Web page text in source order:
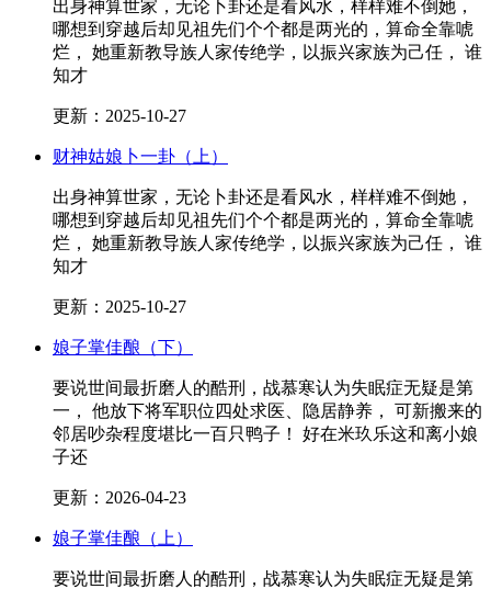
出身神算世家，无论卜卦还是看风水，样样难不倒她，
哪想到穿越后却见祖先们个个都是两光的，算命全靠唬
烂， 她重新教导族人家传绝学，以振兴家族为己任， 谁
知才
更新：2025-10-27
财神姑娘卜一卦（上）
出身神算世家，无论卜卦还是看风水，样样难不倒她，
哪想到穿越后却见祖先们个个都是两光的，算命全靠唬
烂， 她重新教导族人家传绝学，以振兴家族为己任， 谁
知才
更新：2025-10-27
娘子掌佳酿（下）
要说世间最折磨人的酷刑，战慕寒认为失眠症无疑是第
一， 他放下将军职位四处求医、隐居静养， 可新搬来的
邻居吵杂程度堪比一百只鸭子！ 好在米玖乐这和离小娘
子还
更新：2026-04-23
娘子掌佳酿（上）
要说世间最折磨人的酷刑，战慕寒认为失眠症无疑是第